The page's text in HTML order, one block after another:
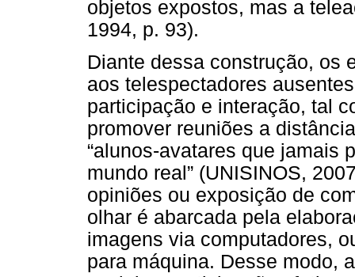
objetos expostos, mas a
1994, p. 93).
Diante dessa construção, os
aos telespectadores
participação e interação, tal
promover reuniões a
“alunos-avatares que jamais
mundo real” (UNISINOS,
opiniões ou exposição de
olhar é abarcada pela
imagens via computadores,
para máquina. Desse modo,